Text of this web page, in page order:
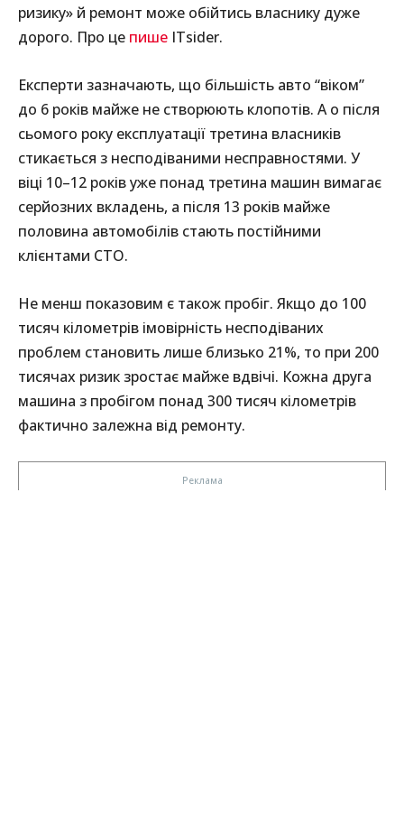
ризику» й ремонт може обійтись власнику дуже
дорого. Про це пише ITsider.
Експерти зазначають, що більшість авто “віком”
до 6 років майже не створюють клопотів. А о після
сьомого року експлуатації третина власників
стикається з несподіваними несправностями. У
віці 10–12 років уже понад третина машин вимагає
серйозних вкладень, а після 13 років майже
половина автомобілів стають постійними
клієнтами СТО.
Не менш показовим є також пробіг. Якщо до 100
тисяч кілометрів імовірність несподіваних
проблем становить лише близько 21%, то при 200
тисячах ризик зростає майже вдвічі. Кожна друга
машина з пробігом понад 300 тисяч кілометрів
фактично залежна від ремонту.